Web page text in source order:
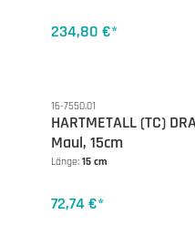
234,80 €*
16-7550.01
HARTMETALL (TC)
Maul, 15cm
Länge: 15 cm
72,74 €*